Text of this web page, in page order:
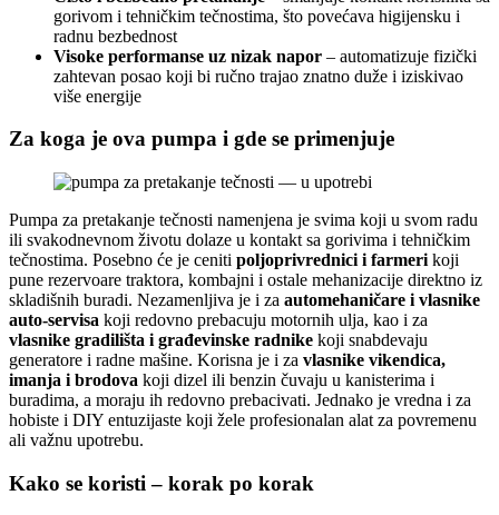
gorivom i tehničkim tečnostima, što povećava higijensku i
radnu bezbednost
Visoke performanse uz nizak napor – automatizuje fizički
zahtevan posao koji bi ručno trajao znatno duže i iziskivao
više energije
Za koga je ova pumpa i gde se primenjuje
Pumpa za pretakanje tečnosti namenjena je svima koji u svom radu
ili svakodnevnom životu dolaze u kontakt sa gorivima i tehničkim
tečnostima. Posebno će je ceniti poljoprivrednici i farmeri koji
pune rezervoare traktora, kombajni i ostale mehanizacije direktno iz
skladišnih buradi. Nezamenljiva je i za automehaničare i vlasnike
auto-servisa koji redovno prebacuju motornih ulja, kao i za
vlasnike gradilišta i građevinske radnike koji snabdevaju
generatore i radne mašine. Korisna je i za vlasnike vikendica,
imanja i brodova koji dizel ili benzin čuvaju u kanisterima i
buradima, a moraju ih redovno prebacivati. Jednako je vredna i za
hobiste i DIY entuzijaste koji žele profesionalan alat za povremenu
ali važnu upotrebu.
Kako se koristi – korak po korak